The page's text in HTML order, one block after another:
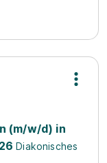
(m/w/d) in
Diakonisches